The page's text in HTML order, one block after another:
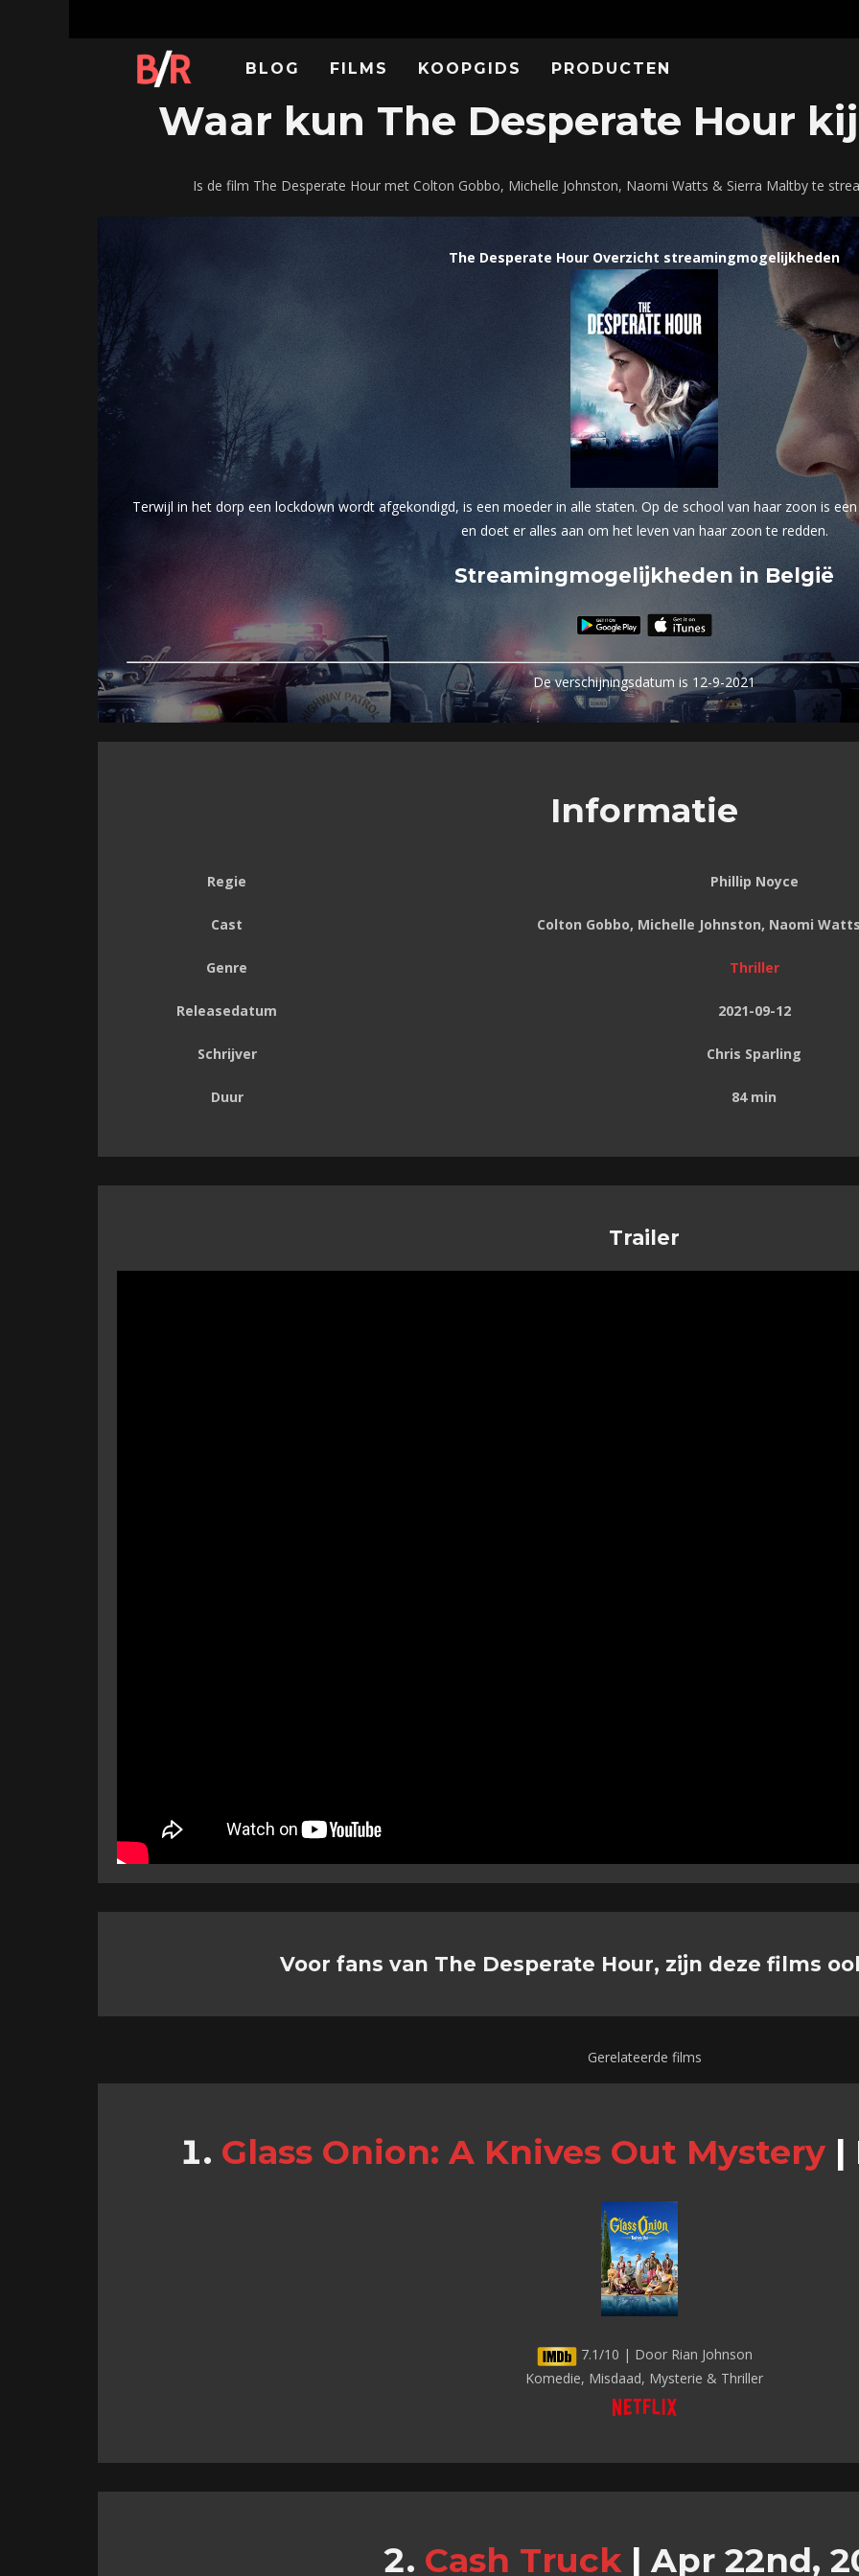
BLOG FILMS KOOPGIDS PRODUCTEN
Waar kun The Desperate Hour
Is de film The Desperate Hour met Colton Gobbo, Michelle Johnston, Naomi Watts & Sierra Maltby te
The Desperate Hour Overzicht streamingmogelijkheden
Terwijl in het dorp een lockdown wordt afgekondigd, is een moeder in alle staten. Op de school van haar zoon is
en doet er alles aan om het leven van haar zoon te redden.
Streamingmogelijkheden in België
De verschijningsdatum is 12-9-2021
Informatie
Regie Phillip Noyce
Cast Colton Gobbo, Michelle Johnston, Naomi
Genre Thriller
Releasedatum 2021-09-12
Schrijver Chris Sparling
Duur 84 min
Trailer
Voor fans van The Desperate Hour, zijn deze films
Gerelateerde films
Glass Onion: A Knives Out Mystery |
7.1/10 | Door Rian Johnson
Komedie, Misdaad, Mysterie & Thriller
Cash Truck | Apr 22nd,